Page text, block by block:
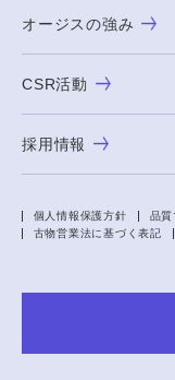
オージスの強み
CSR活動
採用情報
個人情報保護方針 品質
古物営業法に基づく表記